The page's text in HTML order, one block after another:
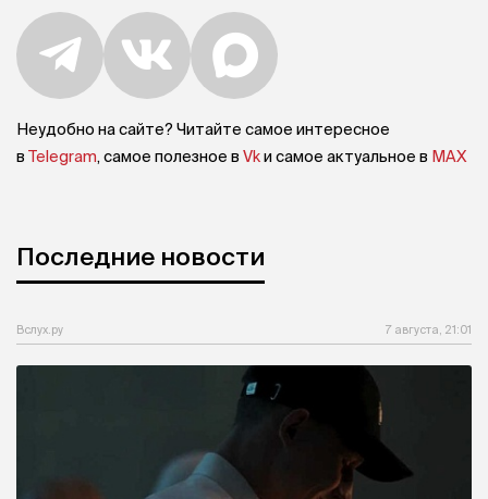
Неудобно на сайте? Читайте самое интересное
в Telegram, самое полезное в Vkи самое актуальное в MAX
Последние новости
Вслух.ру 7 августа, 21:01